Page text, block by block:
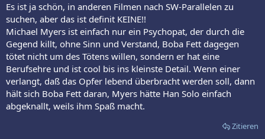
Es ist ja schön, in anderen Filmen nach SW-Parallelen zu
suchen, aber das ist definit KEINE!!
Michael Myers ist einfach nur ein Psychopat, der durch die
Gegend killt, ohne Sinn und Verstand, Boba Fett dagegen
tötet nicht um des Tötens willen, sondern er hat eine
Berufsehre und ist cool bis ins kleinste Detail. Wenn einer
verlangt, daß das Opfer lebend überbracht werden soll, dann
hält sich Boba Fett daran, Myers hätte Han Solo einfach
abgeknallt, weils ihm Spaß macht.
Zitieren